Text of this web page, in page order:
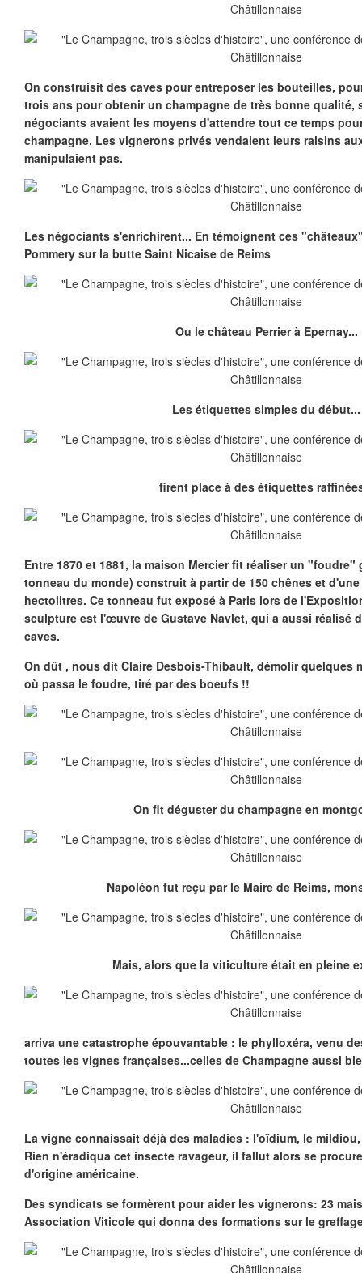
On construisit des caves pour entreposer les bouteilles,
trois ans pour obtenir un champagne de très bonne qualité,
négociants avaient les moyens d'attendre tout ce temps
champagne. Les vignerons privés vendaient leurs raisins
manipulaient pas.
Les négociants s'enrichirent... En témoignent ces
Pommery sur la butte Saint Nicaise de Reims
Ou le château Perrier à Epernay...
Les étiquettes simples du début...
firent place à des étiquettes
Entre 1870 et 1881, la maison Mercier fit réaliser un "foudre"
tonneau du monde) construit à partir de 150 chênes et
hectolitres. Ce tonneau fut exposé à Paris lors de
sculpture est l'œuvre de Gustave Navlet, qui a aussi réalisé
caves.
On dût , nous dit Claire Desbois-Thibault, démolir quelques
où passa le foudre, tiré par des boeufs !!
On fit déguster du champagne en
Napoléon fut reçu par le Maire de Reims,
Mais, alors que la viticulture était en pleine
arriva une catastrophe épouvantable : le phylloxéra, venu
toutes les vignes françaises...celles de Champagne aussi
La vigne connaissait déjà des maladies : l'oïdium, le
Rien n'éradiqua cet insecte ravageur, il fallut alors se
d'origine américaine.
Des syndicats se formèrent pour aider les vignerons: 23
Association Viticole qui donna des formations sur le